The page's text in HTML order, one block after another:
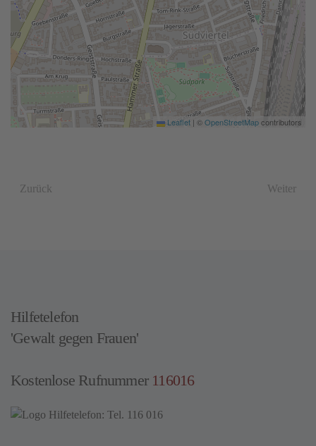
Leaflet | ©OpenStreetMapcontributors
Zurück Weiter
Hilfetelefon
'Gewalt gegen Frauen'
Kostenlose Rufnummer 116016